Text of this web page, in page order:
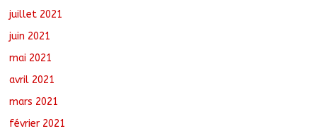
juillet 2021
juin 2021
mai 2021
avril 2021
mars 2021
février 2021